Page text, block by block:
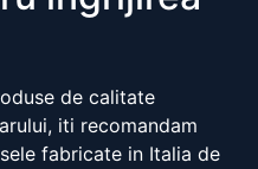
de calitate
iti recomandam
fabricate in Italia de